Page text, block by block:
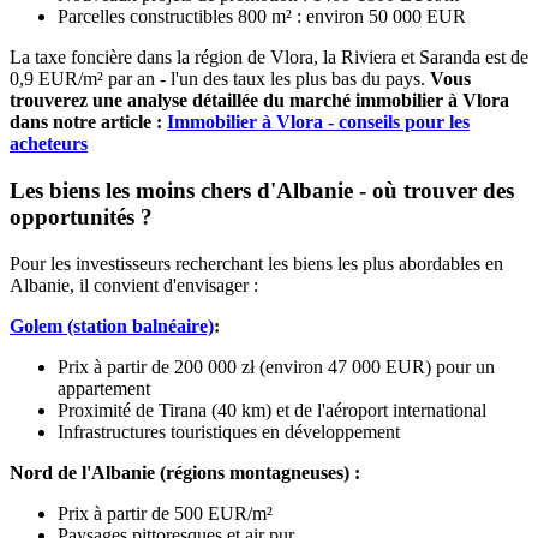
Parcelles constructibles 800 m² : environ 50 000 EUR
La taxe foncière dans la région de Vlora, la Riviera et Saranda est de
0,9 EUR/m² par an - l'un des taux les plus bas du pays. Vous
trouverez une analyse détaillée du marché immobilier à Vlora
dans notre article : Immobilier à Vlora - conseils pour les
acheteurs
Les biens les moins chers d'Albanie - où trouver des
opportunités ?
Pour les investisseurs recherchant les biens les plus abordables en
Albanie, il convient d'envisager :
Golem (station balnéaire):
Prix à partir de 200 000 zł (environ 47 000 EUR) pour un
appartement
Proximité de Tirana (40 km) et de l'aéroport international
Infrastructures touristiques en développement
Nord de l'Albanie (régions montagneuses) :
Prix à partir de 500 EUR/m²